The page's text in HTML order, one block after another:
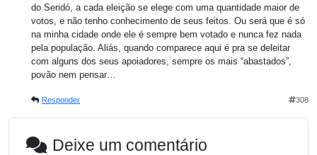
do Seridó, a cada eleição se elege com uma quantidade maior de
votos, e não tenho conhecimento de seus feitos. Ou será que é só
na minha cidade onde ele é sempre bem votado e nunca fez nada
pela população. Aliás, quando comparece aqui é pra se deleitar
com alguns dos seus apoiadores, sempre os mais “abastados”,
povão nem pensar…
Responder 308
Deixe um comentário